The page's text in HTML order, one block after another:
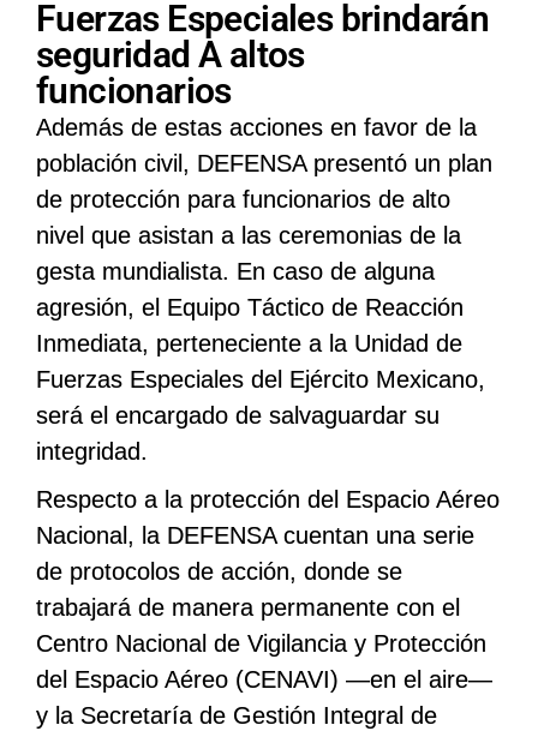
Fuerzas Especiales brindarán
seguridad A altos
funcionarios
Además de estas acciones en favor de la
población civil, DEFENSA presentó un plan
de protección para funcionarios de alto
nivel que asistan a las ceremonias de la
gesta mundialista. En caso de alguna
agresión, el Equipo Táctico de Reacción
Inmediata, perteneciente a la Unidad de
Fuerzas Especiales del Ejército Mexicano,
será el encargado de salvaguardar su
integridad.
Respecto a la protección del Espacio Aéreo
Nacional, la DEFENSA cuentan una serie
de protocolos de acción, donde se
trabajará de manera permanente con el
Centro Nacional de Vigilancia y Protección
del Espacio Aéreo (CENAVI) ―en el aire―
y la Secretaría de Gestión Integral de